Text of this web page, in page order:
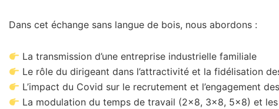
Dans cet échange sans langue de bois, nous abordons :
La transmission d’une entreprise industrielle familiale
Le rôle du dirigeant dans l’attractivité et la fidélisation
L’impact du Covid sur le recrutement et l’engagement
La modulation du temps de travail (2×8, 3×8, 5×8) et